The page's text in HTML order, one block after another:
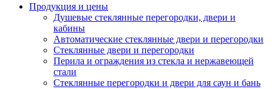
Продукция и цены
Душевые стеклянные перегородки, двери и
кабины
Автоматические стеклянные двери и перегородки
Стеклянные двери и перегородки
Перила и ограждения из стекла и нержавеющей
стали
Стеклянные перегородки и двери для саун и бань